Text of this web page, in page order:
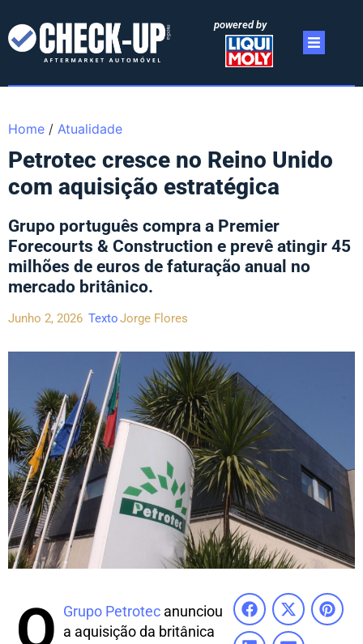
powered by
Home / Atualidade
Petrotec cresce no Reino Unido
com aquisição estratégica
Grupo português compra a Premier
Forecourts & Construction e prevê atingir 45
milhões de euros de faturação anual no
mercado britânico.
Junho 2, 2026 TextoJorge Flores
O Grupo Petrotec anunciou
a aquisição da britânica